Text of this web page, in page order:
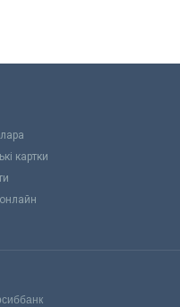
картки